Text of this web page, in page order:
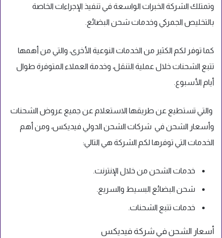
وتمتلك الشركة الخبرات الواسعة في تنفيذ الإجراءات الخاصة
بالتخليص الجمركي وخدمات شحن البضائع.
كما توفر لكم الكثير من الخدمات النوعية الأخرى، والتي من أهمها
تتبع الشحنات خلال عملية التنقل، وخدمة العملاء المتوفرة طوال
أيام الأسبوع.
والتي تستطيع عن طريقها الاستعلام عن جميع عروض الشحنات
وأسعار الشحن في شركات الشحن الدولي فيديكس، ومن أهم
الخدمات التي توفرها لكم الشركة هي التالي:
خدمات الشحن من خلال الإنترنت.
شحن البضائع البسيط والسريع.
خدمات تتبع الشحنات.
أسعار الشحن في شركة فيديكس